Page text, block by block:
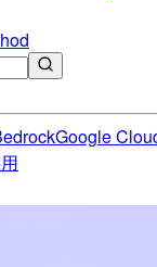
Google